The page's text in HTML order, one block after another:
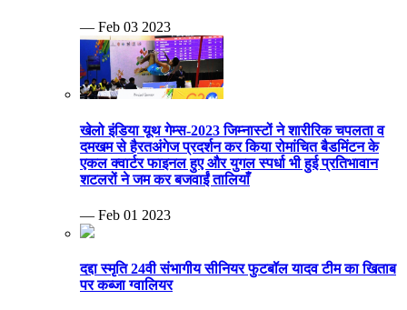
— Feb 03 2023
खेलो इंडिया यूथ गेम्स-2023 जिम्नास्टों ने शारीरिक चपलता व
दमखम से हैरतअंगेज प्रदर्शन कर किया रोमांचित बैडमिंटन के
एकल क्वार्टर फाइनल हुए और युगल स्पर्धा भी हुई प्रतिभावान
शटलरों ने जम कर बजवाईं तालियाँ
— Feb 01 2023
दद्दा स्मृति 24वी संभागीय सीनियर फुटबॉल यादव टीम का खिताब
पर कब्जा ग्वालियर